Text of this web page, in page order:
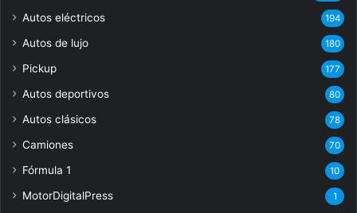
Autos eléctricos 194
Autos de lujo 180
Pickup 177
Autos deportivos 80
Autos clásicos 78
Camiones 70
Fórmula 1 10
MotorDigitalPress 1